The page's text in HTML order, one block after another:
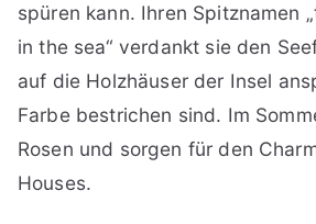
spüren kann. Ihren Spitznamen
in the sea“ verdankt sie den
auf die Holzhäuser der Insel
Farbe bestrichen sind. Im
Rosen und sorgen für den
Houses.